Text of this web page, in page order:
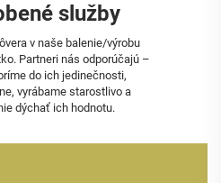
služby
v naše balenie/výrobu
Partneri nás odporúčajú –
do ich jedinečnosti,
vyrábame starostlivo a
dýchať ich hodnotu.